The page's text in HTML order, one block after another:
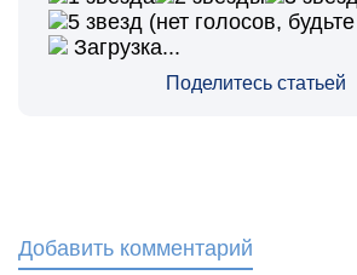
Поделитесь статьей
(нет голосов,
Загрузка...
Добавить комментарий